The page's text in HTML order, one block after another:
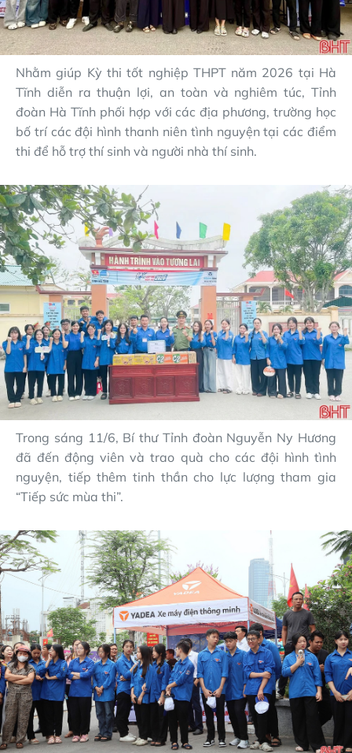
Nhằm giúp Kỳ thi tốt nghiệp THPT năm 2026 tại Hà
Tĩnh diễn ra thuận lợi, an toàn và nghiêm túc, Tỉnh
đoàn Hà Tĩnh phối hợp với các địa phương, trường học
bố trí các đội hình thanh niên tình nguyện tại các điểm
thi để hỗ trợ thí sinh và người nhà thí sinh.
Trong sáng 11/6, Bí thư Tỉnh đoàn Nguyễn Ny Hương
đã đến động viên và trao quà cho các đội hình tình
nguyện, tiếp thêm tinh thần cho lực lượng tham gia
“Tiếp sức mùa thi”.